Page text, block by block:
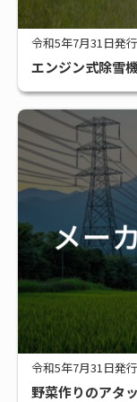
令和5年7月31日発
エンジン式除雪
令和5年7月31日発
野菜作りのアタ